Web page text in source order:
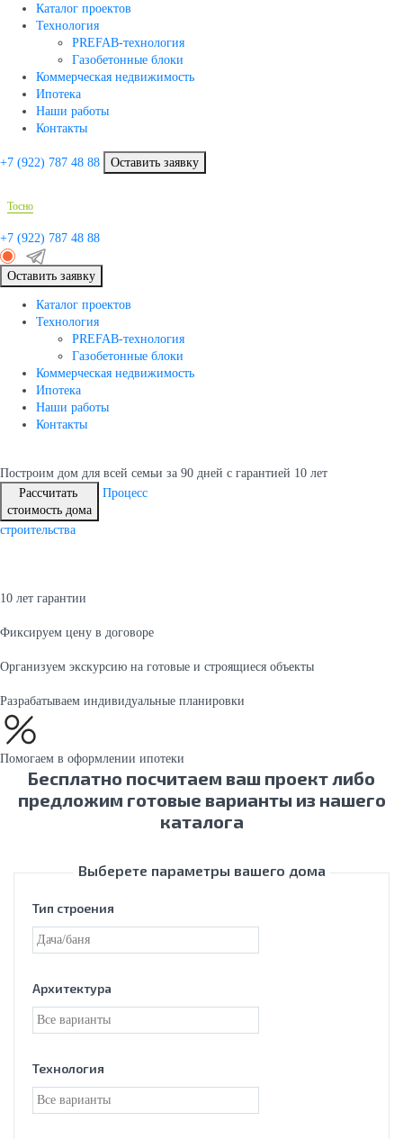
Каталог проектов
Технология
PREFAB-технология
Газобетонные блоки
Коммерческая недвижимость
Ипотека
Наши работы
Контакты
+7 (922) 787 48 88 Оставить заявку
Тосно
+7 (922) 787 48 88
Оставить заявку
Каталог проектов
Технология
PREFAB-технология
Газобетонные блоки
Коммерческая недвижимость
Ипотека
Наши работы
Контакты
Построим дом для всей семьи за 90 дней с гарантией 10 лет
Рассчитать
стоимость дома
Процесс
строительства
10 лет гарантии
Фиксируем цену в договоре
Организуем экскурсию на готовые и строящиеся объекты
Разрабатываем индивидуальные планировки
Помогаем в оформлении ипотеки
Бесплатно посчитаем ваш проект либо
предложим готовые варианты из нашего
каталога
Выберете параметры вашего дома
Тип строения
Архитектура
Технология